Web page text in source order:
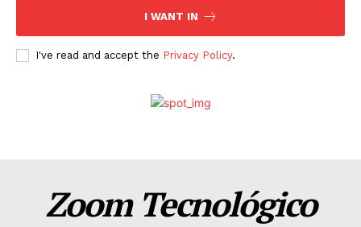
I WANT IN
I've read and accept the Privacy Policy.
Zoom Tecnológico